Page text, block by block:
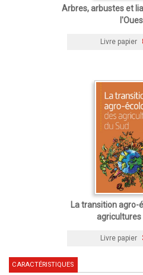
Arbres, arbustes et
Livre papier
La transition agro-
agricultures
Livre papier
CARACTÉRISTIQUES